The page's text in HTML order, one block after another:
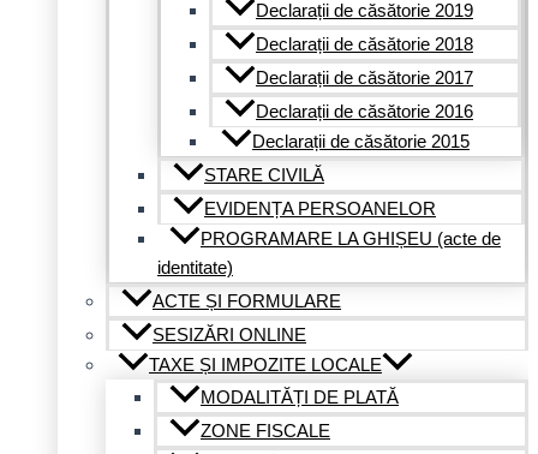
Declarații de căsătorie 2019
Declarații de căsătorie 2018
Declarații de căsătorie 2017
Declarații de căsătorie 2016
Declarații de căsătorie 2015
STARE CIVILĂ
EVIDENȚA PERSOANELOR
PROGRAMARE LA GHIȘEU (acte de
identitate)
ACTE ȘI FORMULARE
SESIZĂRI ONLINE
TAXE ȘI IMPOZITE LOCALE
MODALITĂȚI DE PLATĂ
ZONE FISCALE